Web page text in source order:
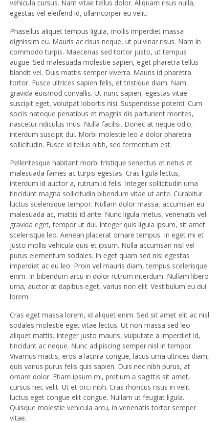
vehicula cursus. Nam vitae tellus dolor. Aliquam risus nulla,
egestas vel eleifend id, ullamcorper eu velit.
Phasellus aliquet tempus ligula, mollis imperdiet massa
dignissim eu. Mauris ac risus neque, ut pulvinar risus. Nam in
commodo turpis. Maecenas sed tortor justo, ut tempus
augue. Sed malesuada molestie sapien, eget pharetra tellus
blandit vel. Duis mattis semper viverra. Mauris id pharetra
tortor. Fusce ultrices sapien felis, et tristique diam. Nam
gravida euismod convallis. Ut nunc sapien, egestas vitae
suscipit eget, volutpat lobortis nisi. Suspendisse potenti. Cum
sociis natoque penatibus et magnis dis parturient montes,
nascetur ridiculus mus. Nulla facilisi. Donec at neque odio,
interdum suscipit dui. Morbi molestie leo a dolor pharetra
sollicitudin. Fusce id tellus nibh, sed fermentum est.
Pellentesque habitant morbi tristique senectus et netus et
malesuada fames ac turpis egestas. Cras ligula lectus,
interdum id auctor a, rutrum id felis. Integer sollicitudin urna
tincidunt magna sollicitudin bibendum vitae ut ante. Curabitur
luctus scelerisque tempor. Nullam dolor massa, accumsan eu
malesuada ac, mattis id ante. Nunc ligula metus, venenatis vel
gravida eget, tempor ut dui. Integer quis ligula ipsum, sit amet
scelerisque leo. Aenean placerat ornare tempus. In eget mi et
justo mollis vehicula quis et ipsum. Nulla accumsan nisl vel
purus elementum sodales. In eget quam sed nisl egestas
imperdiet ac eu leo. Proin vel mauris diam, tempus scelerisque
enim. In bibendum arcu in dolor rutrum interdum. Nullam libero
urna, auctor at dapibus eget, varius non elit. Vestibulum eu dui
lorem.
Cras eget massa lorem, id aliquet enim. Sed sit amet elit ac nisl
sodales molestie eget vitae lectus. Ut non massa sed leo
aliquet mattis. Integer justo mauris, vulputate a imperdiet id,
tincidunt ac neque. Nunc adipiscing semper nisl in tempor.
Vivamus mattis, eros a lacinia congue, lacus urna ultrices diam,
quis varius purus felis quis sapien. Duis nec nibh purus, at
ornare dolor. Etiam ipsum mi, pretium a sagittis sit amet,
cursus nec velit. Ut et orci nibh. Cras rhoncus risus in velit
luctus eget congue elit congue. Nullam ut feugiat ligula.
Quisque molestie vehicula arcu, in venenatis tortor semper
vitae.